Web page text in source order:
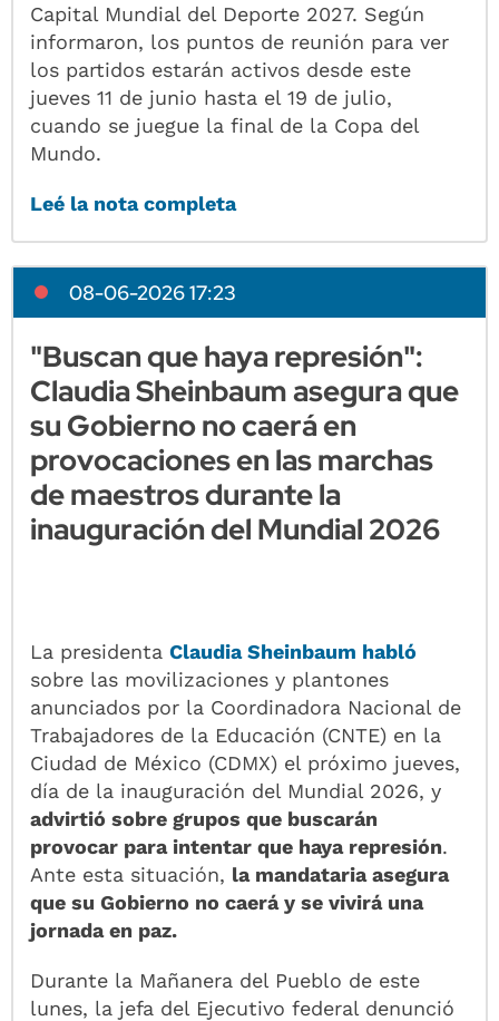
Capital Mundial del Deporte 2027. Según
informaron, los puntos de reunión para ver
los partidos estarán activos desde este
jueves 11 de junio hasta el 19 de julio,
cuando se juegue la final de la Copa del
Mundo.
Leé la nota completa
08-06-2026 17:23
"Buscan que haya represión":
Claudia Sheinbaum asegura que
su Gobierno no caerá en
provocaciones en las marchas
de maestros durante la
inauguración del Mundial 2026
La presidentaClaudia Sheinbaum habló
sobre las movilizaciones y plantones
anunciados por la Coordinadora Nacional de
Trabajadores de la Educación (CNTE) en la
Ciudad de México (CDMX) el próximo jueves,
día de la inauguración del Mundial 2026, y
advirtió sobre grupos que buscarán
provocar para intentar que haya represión.
Ante esta situación, la mandataria asegura
que su Gobierno no caerá y se vivirá una
jornada en paz.
Durante la Mañanera del Pueblo de este
lunes, la jefa del Ejecutivo federal denunció